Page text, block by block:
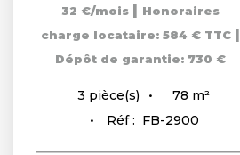
32 €/mois | Honoraires
charge locataire: 584 € TTC |
Dépôt de garantie: 730 €
3 pièce(s) 78 m²
Réf : FB-2900